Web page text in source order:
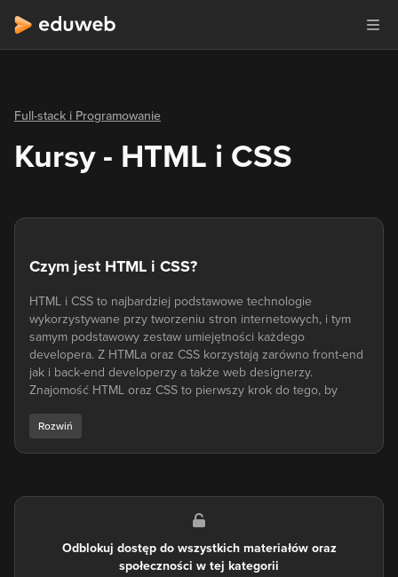
Full-stack i Programowanie
Kursy - HTML i CSS
Czym jest HTML i CSS?
HTML i CSS to najbardziej podstawowe technologie
wykorzystywane przy tworzeniu stron internetowych, i tym
samym podstawowy zestaw umiejętności każdego
developera. Z HTMLa oraz CSS korzystają zarówno front-end
jak i back-end developerzy a także web designerzy.
Znajomość HTML oraz CSS to pierwszy krok do tego, by
HTML to język znaczników, za pomocą których tworzymy
dynamiczne, pisane w innych językach - takich jak PHP czy
elementy JavaScript - są renderowane przez przeglądarkę do
HTMLa w momencie wyświetlania witryny. CSS to arkusze
stylów, które nadają stronom odpowiedni wygląd. Pozwala na
zdefiniowanie kolorów i położenia, sposobu wyświetlania a
Odblokuj dostęp do wszystkich materiałów oraz
społeczności w tej kategorii